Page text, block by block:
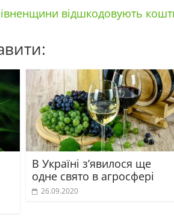
відшкодовують
В Україні з’явилося ще
одне свято в агросфері
26.09.2020